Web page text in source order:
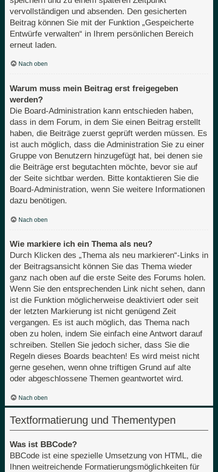
vervollständigen und absenden. Den gesicherten
Beitrag können Sie mit der Funktion „Gespeicherte
Entwürfe verwalten“ in Ihrem persönlichen Bereich
erneut laden.
Nach oben
Warum muss mein Beitrag erst freigegeben
werden?
Die Board-Administration kann entschieden haben,
dass in dem Forum, in dem Sie einen Beitrag erstellt
haben, die Beiträge zuerst geprüft werden müssen. Es
ist auch möglich, dass die Administration Sie zu einer
Gruppe von Benutzern hinzugefügt hat, bei denen sie
die Beiträge erst begutachten möchte, bevor sie auf
der Seite sichtbar werden. Bitte kontaktieren Sie die
Board-Administration, wenn Sie weitere Informationen
dazu benötigen.
Nach oben
Wie markiere ich ein Thema als neu?
Durch Klicken des „Thema als neu markieren“-Links in
der Beitragsansicht können Sie das Thema wieder
ganz nach oben auf die erste Seite des Forums holen.
Wenn Sie den entsprechenden Link nicht sehen, dann
ist die Funktion möglicherweise deaktiviert oder seit
der letzten Markierung ist nicht genügend Zeit
vergangen. Es ist auch möglich, das Thema nach
oben zu holen, indem Sie einfach eine Antwort darauf
schreiben. Stellen Sie jedoch sicher, dass Sie die
Regeln dieses Boards beachten! Es wird meist nicht
gerne gesehen, wenn ohne triftigen Grund auf alte
oder abgeschlossene Themen geantwortet wird.
Nach oben
Textformatierung und Thementypen
Was ist BBCode?
BBCode ist eine spezielle Umsetzung von HTML, die
Ihnen weitreichende Formatierungsmöglichkeiten für